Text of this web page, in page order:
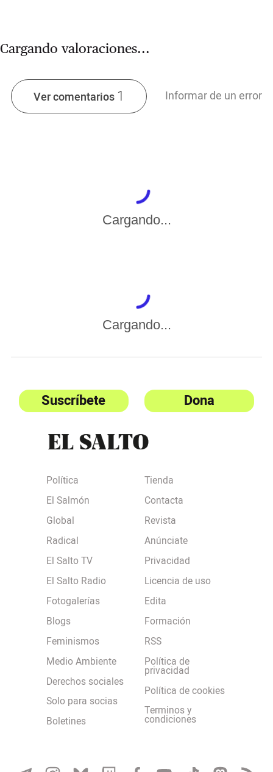
Cargando valoraciones...
Ver comentarios 1 Informar de un error
Cargando...
Cargando...
Suscríbete Dona
Política
El Salmón
Global
Radical
El Salto TV
El Salto Radio
Fotogalerías
Blogs
Feminismos
Medio Ambiente
Derechos sociales
Solo para socias
Boletines
Tienda
Contacta
Revista
Anúnciate
Privacidad
Licencia de uso
Edita
Formación
RSS
Política de
privacidad
Política de cookies
Terminos y
condiciones